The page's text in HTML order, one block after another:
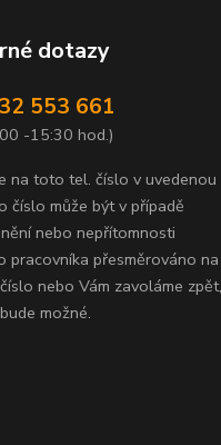
dotazy
553 661
-15:30 hod.)
na toto tel. číslo v uvedenou
číslo může být v případě
nebo nepřítomnosti
pracovníka přesměrováno na
nebo Vám zavoláme zpět,
možné.